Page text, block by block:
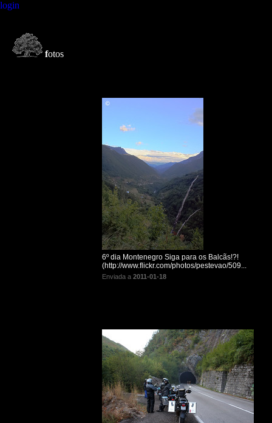
login
fotos
6º dia Montenegro Siga para os Balcãs!?!
(http://www.flickr.com/photos/pestevao/509...
Enviada a 2011-01-18